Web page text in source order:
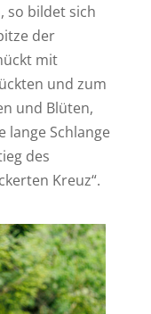
so bildet sich
der
mit
und zum
und Blüten,
lange Schlange
des
Kreuz“.